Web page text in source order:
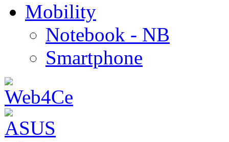
Mobility
Notebook - NB
Smartphone